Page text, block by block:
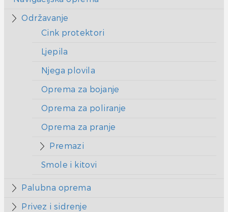
Održavanje
Cink protektori
Ljepila
Njega plovila
Oprema za bojanje
Oprema za poliranje
Oprema za pranje
Premazi
Smole i kitovi
Palubna oprema
Privez i sidrenje